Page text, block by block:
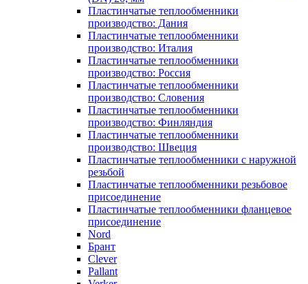
Пластинчатые теплообменники
производство: Дания
Пластинчатые теплообменники
производство: Италия
Пластинчатые теплообменники
производство: Россия
Пластинчатые теплообменники
производство: Словения
Пластинчатые теплообменники
производство: Финляндия
Пластинчатые теплообменники
производство: Швеция
Пластинчатые теплообменники с наружной
резьбой
Пластинчатые теплообменники резьбовое
присоединение
Пластинчатые теплообменники фланцевое
присоединение
Nord
Брант
Clever
Pallant